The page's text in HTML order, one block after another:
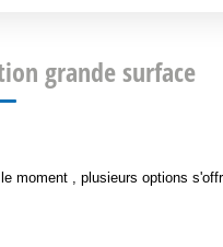
grande surface
moment , plusieurs options